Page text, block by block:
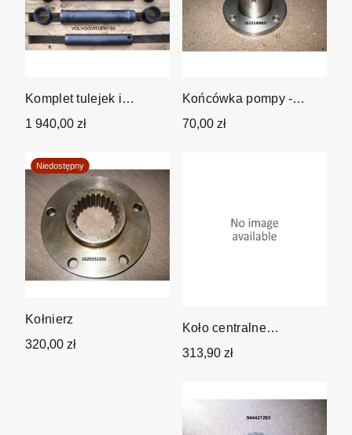
Komplet tulejek i
sworzni do koparki Volvo
1 940,00 zł
Końcówka pompy -
piasta
70,00 zł
Niedostępny
Kołnierz
320,00 zł
Koło centralne
/zamiennik/
313,90 zł